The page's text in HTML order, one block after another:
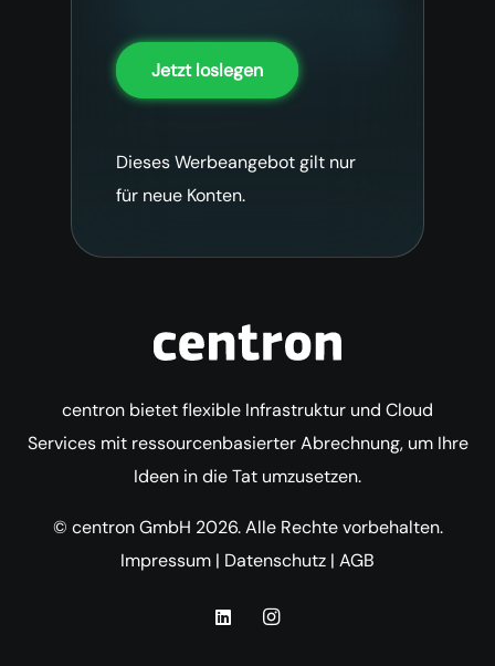
Jetzt loslegen
Dieses Werbeangebot gilt nur
für neue Konten.
centron bietet flexible Infrastruktur und Cloud
Services mit ressourcenbasierter Abrechnung, um Ihre
Ideen in die Tat umzusetzen.
© centron GmbH 2026. Alle Rechte vorbehalten.
Impressum | Datenschutz | AGB